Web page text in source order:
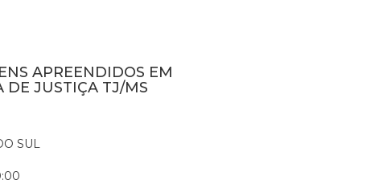
APREENDIDOS EM
DE JUSTIÇA TJ/MS
SUL